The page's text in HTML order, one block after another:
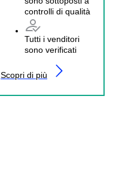
controlli di qualità
Tutti i venditori
sono verificati
Scopri di più